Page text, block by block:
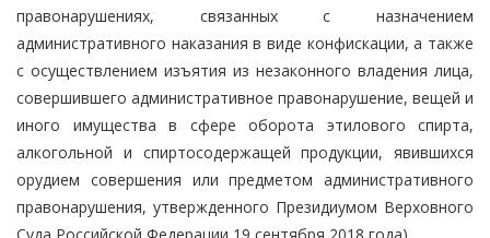
правонарушениях, связанных с назначением
административного наказания в виде конфискации, а также
с осуществлением изъятия из незаконного владения лица,
совершившего административное правонарушение, вещей и
иного имущества в сфере оборота этилового спирта,
алкогольной и спиртосодержащей продукции, явившихся
орудием совершения или предметом административного
правонарушения, утвержденного Президиумом Верховного